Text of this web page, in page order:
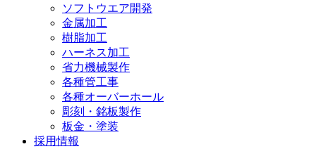
ソフトウエア開発
金属加工
樹脂加工
ハーネス加工
省力機械製作
各種管工事
各種オーバーホール
彫刻・銘板製作
板金・塗装
採用情報